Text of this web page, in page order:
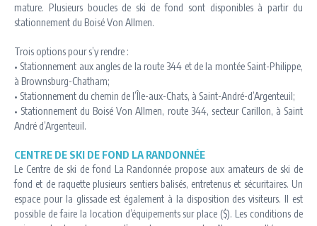
mature. Plusieurs boucles de ski de fond sont disponibles à partir du
stationnement du Boisé Von Allmen.
Trois options pour s’y rendre :
• Stationnement aux angles de la route 344 et de la montée Saint-Philippe,
à Brownsburg-Chatham;
• Stationnement du chemin de l’Île-aux-Chats, à Saint-André-d’Argenteuil;
• Stationnement du Boisé Von Allmen, route 344, secteur Carillon, à Saint
André d’Argenteuil.
CENTRE DE SKI DE FOND LA RANDONNÉE
Le Centre de ski de fond La Randonnée propose aux amateurs de ski de
fond et de raquette plusieurs sentiers balisés, entretenus et sécuritaires. Un
espace pour la glissade est également à la disposition des visiteurs. Il est
possible de faire la location d’équipements sur place ($). Les conditions de